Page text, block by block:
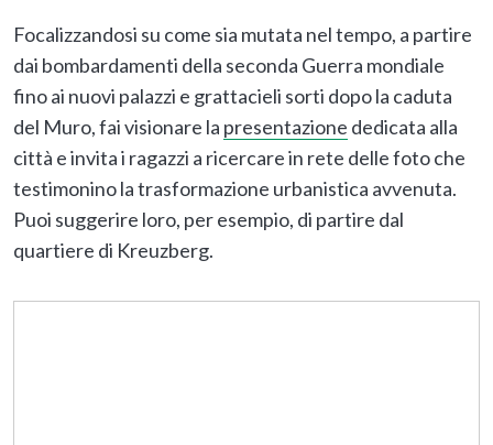
Focalizzandosi su come sia mutata nel tempo, a partire
dai bombardamenti della seconda Guerra mondiale
fino ai nuovi palazzi e grattacieli sorti dopo la caduta
del Muro, fai visionare la presentazione dedicata alla
città e invita i ragazzi a ricercare in rete delle foto che
testimonino la trasformazione urbanistica avvenuta.
Puoi suggerire loro, per esempio, di partire dal
quartiere di Kreuzberg.